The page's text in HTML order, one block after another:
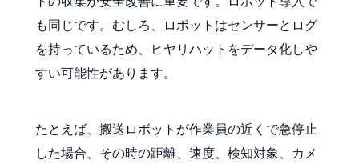
も同じです。むしろ、ロボットはセンサーとログ
を持っているため、ヒヤリハットをデータ化しや
すい可能性があります。
たとえば、搬送ロボットが作業員の近くで急停止
した場合、その時の距離、速度、検知対象、カメ